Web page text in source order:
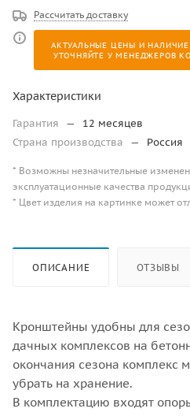
Рассчитать доставку
АКТУАЛЬНЫЕ ЦЕНЫ И НАЛИЧИЕ
УТОЧНЯЙТЕ У МЕНЕДЖЕРОВ
Характеристики
Гарантия —
12 месяцев
Страна производства
— Россия
* Возможны незначительные
эксплуатационные качества
* Цвет изделия на картинке может
ОПИСАНИЕ ОТЗЫВЫ
Кронштейны удобны для
дачных комплексов на
окончания сезона комплекс
убрать на хранение.
В комплектацию входят